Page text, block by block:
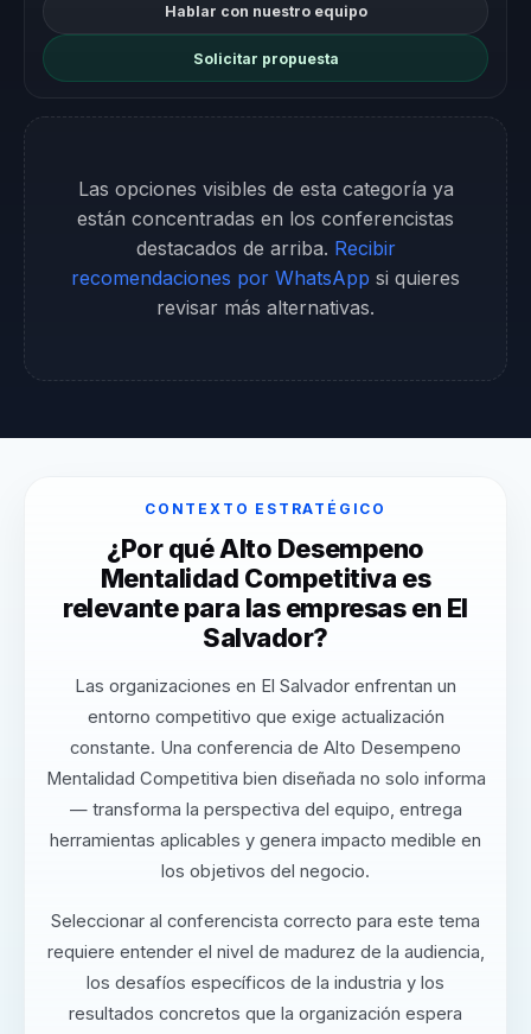
Hablar con nuestro equipo
Solicitar propuesta
Las opciones visibles de esta categoría ya
están concentradas en los conferencistas
destacados de arriba. Recibir
recomendaciones por WhatsApp si quieres
revisar más alternativas.
CONTEXTO ESTRATÉGICO
¿Por qué Alto Desempeno
Mentalidad Competitiva es
relevante para las empresas en El
Salvador?
Las organizaciones en El Salvador enfrentan un
entorno competitivo que exige actualización
constante. Una conferencia de Alto Desempeno
Mentalidad Competitiva bien diseñada no solo informa
— transforma la perspectiva del equipo, entrega
herramientas aplicables y genera impacto medible en
los objetivos del negocio.
Seleccionar al conferencista correcto para este tema
requiere entender el nivel de madurez de la audiencia,
los desafíos específicos de la industria y los
resultados concretos que la organización espera